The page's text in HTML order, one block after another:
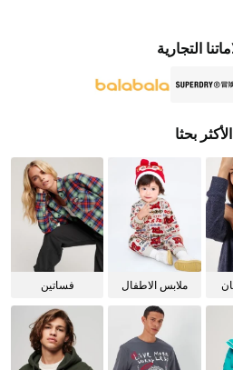
التجارية
الأكثر بحثا
ملابس الاطفال فساتين